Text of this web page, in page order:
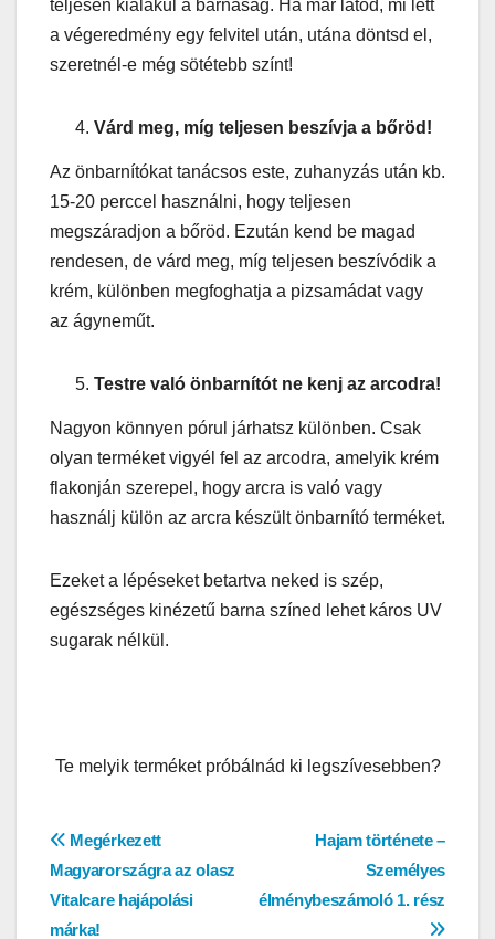
teljesen kialakul a barnaság. Ha már látod, mi lett
a végeredmény egy felvitel után, utána döntsd el,
szeretnél-e még sötétebb színt!
Várd meg, míg teljesen beszívja a bőröd!
Az önbarnítókat tanácsos este, zuhanyzás után kb.
15-20 perccel használni, hogy teljesen
megszáradjon a bőröd. Ezután kend be magad
rendesen, de várd meg, míg teljesen beszívódik a
krém, különben megfoghatja a pizsamádat vagy
az ágyneműt.
Testre való önbarnítót ne kenj az arcodra!
Nagyon könnyen pórul járhatsz különben. Csak
olyan terméket vigyél fel az arcodra, amelyik krém
flakonján szerepel, hogy arcra is való vagy
használj külön az arcra készült önbarnító terméket.
Ezeket a lépéseket betartva neked is szép,
egészséges kinézetű barna színed lehet káros UV
sugarak nélkül.
Te melyik terméket próbálnád ki legszívesebben?
Bejegyzés
navigáció
Hajam története –
Személyes
élménybeszámoló 1. rész
Megérkezett
Magyarországra az olasz
Vitalcare hajápolási
márka!